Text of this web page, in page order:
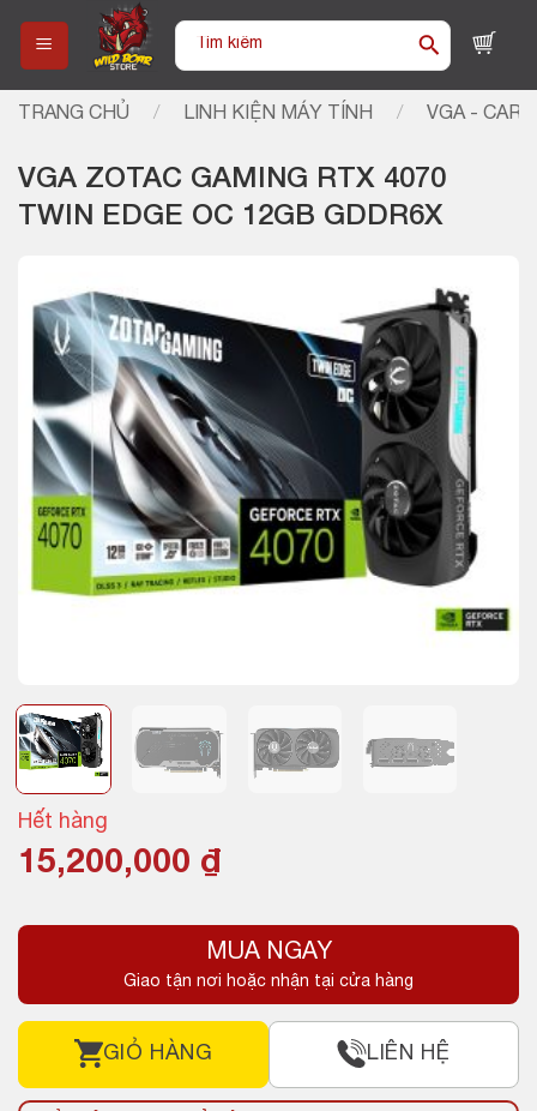
content
Tìm
TRANG CHỦ / LINH KIỆN MÁY TÍNH / VGA -
VGA ZOTAC GAMING RTX 4070
TWIN EDGE OC 12GB GDDR6X
Hết hàng
15,200,000 ₫
MUA NGAY
Giao tận nơi hoặc nhận tại cửa hàng
GIỎ HÀNG LIÊN HỆ